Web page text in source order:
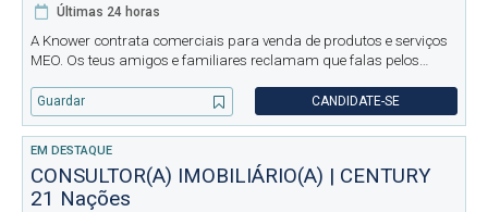
Últimas 24 horas
A Knower contrata comerciais para venda de produtos e serviços
MEO. Os teus amigos e familiares reclamam que falas pelos
contactar clientes ou potenciais clientes com o objetivo de come
Guardar CANDIDATE-SE
EM DESTAQUE
CONSULTOR(A) IMOBILIÁRIO(A) | CENTURY
21 Nações